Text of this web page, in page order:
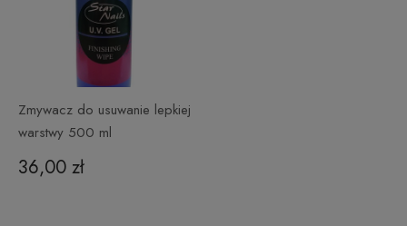
Zmywacz do usuwanie lepkiej
warstwy 500 ml
36,00 zł